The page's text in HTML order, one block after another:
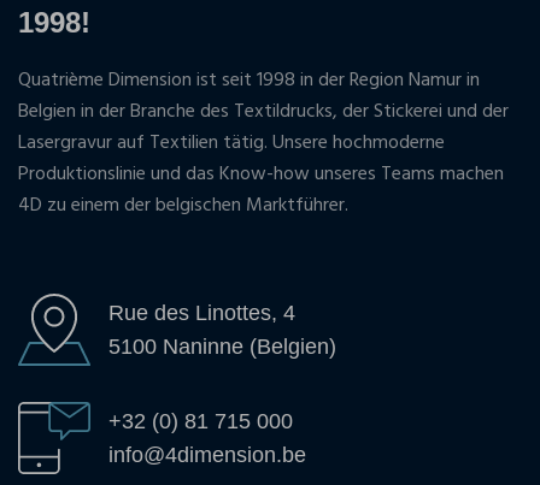
1998!
Quatrième Dimension ist seit 1998 in der Region Namur in
Belgien in der Branche des Textildrucks, der Stickerei und der
Lasergravur auf Textilien tätig. Unsere hochmoderne
Produktionslinie und das Know-how unseres Teams machen
4D zu einem der belgischen Marktführer.
Rue des Linottes, 4
5100 Naninne (Belgien)
+32 (0) 81 715 000
info@4dimension.be